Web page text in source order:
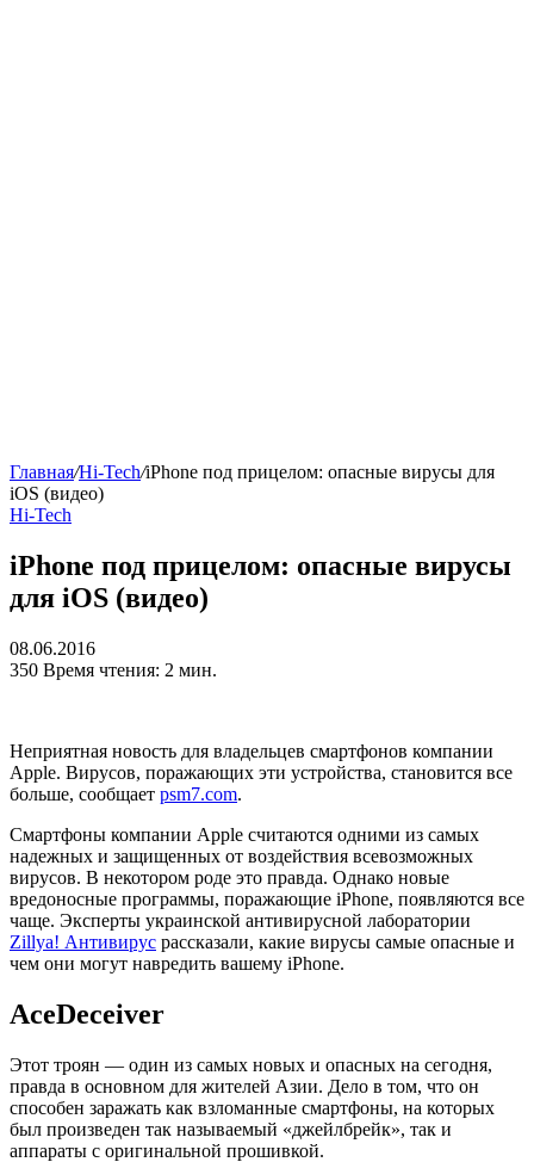
Главная/Hi-Tech/iPhone под прицелом: опасные вирусы для
iOS (видео)
Hi-Tech
iPhone под прицелом: опасные вирусы
для iOS (видео)
08.06.2016
350 Время чтения: 2 мин.
Неприятная новость для владельцев смартфонов компании
Apple. Вирусов, поражающих эти устройства, становится все
больше, сообщает psm7.com.
Смартфоны компании Apple считаются одними из самых
надежных и защищенных от воздействия всевозможных
вирусов. В некотором роде это правда. Однако новые
вредоносные программы, поражающие iPhone, появляются все
чаще. Эксперты украинской антивирусной лаборатории
Zillya! Антивирус рассказали, какие вирусы самые опасные и
чем они могут навредить вашему iPhone.
AceDeceiver
Этот троян — один из самых новых и опасных на сегодня,
правда в основном для жителей Азии. Дело в том, что он
способен заражать как взломанные смартфоны, на которых
был произведен так называемый «джейлбрейк», так и
аппараты с оригинальной прошивкой.